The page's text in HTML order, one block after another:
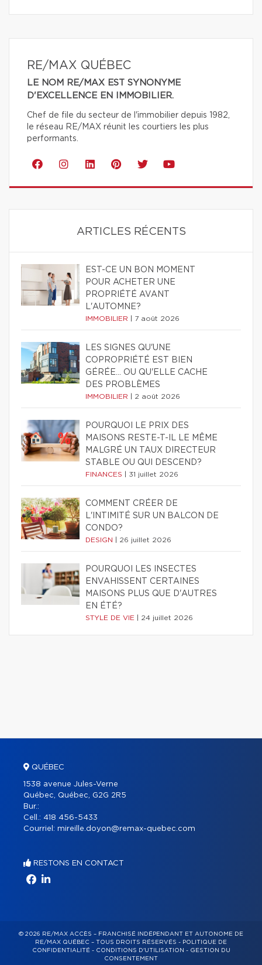
RE/MAX QUÉBEC
LE NOM RE/MAX EST SYNONYME
D'EXCELLENCE EN IMMOBILIER.
Chef de file du secteur de l'immobilier depuis 1982,
le réseau RE/MAX réunit les courtiers les plus
performants.
ARTICLES RÉCENTS
EST-CE UN BON MOMENT
POUR ACHETER UNE
PROPRIÉTÉ AVANT
L'AUTOMNE?
IMMOBILIER 7 août 2026
LES SIGNES QU'UNE
COPROPRIÉTÉ EST BIEN
GÉRÉE… OU QU'ELLE CACHE
DES PROBLÈMES
IMMOBILIER 2 août 2026
POURQUOI LE PRIX DES
MAISONS RESTE-T-IL LE MÊME
MALGRÉ UN TAUX DIRECTEUR
STABLE OU QUI DESCEND?
FINANCES 31 juillet 2026
COMMENT CRÉER DE
L'INTIMITÉ SUR UN BALCON DE
CONDO?
DESIGN 26 juillet 2026
POURQUOI LES INSECTES
ENVAHISSENT CERTAINES
MAISONS PLUS QUE D'AUTRES
EN ÉTÉ?
STYLE DE VIE 24 juillet 2026
QUÉBEC
1538 avenue Jules-Verne
Québec, Québec, G2G 2R5
Bur.:
Cell.: 418 456-5433
Courriel: mireille.doyon@remax-quebec.com
RESTONS EN CONTACT
© 2026 RE/MAX ACCÈS – FRANCHISÉ INDÉPENDANT ET AUTONOME DE
RE/MAX QUÉBEC – TOUS DROITS RÉSERVÉS - POLITIQUE DE
CONFIDENTIALITÉ- CONDITIONS D'UTILISATION - GESTION DU
CONSENTEMENT